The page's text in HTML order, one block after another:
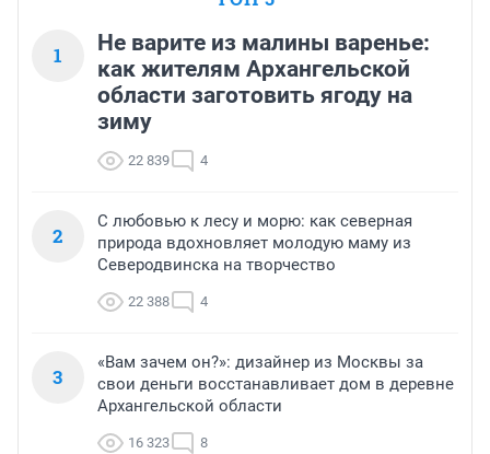
1
Не варите из малины варенье:
как жителям Архангельской
области заготовить ягоду на
зиму
22 839 4
2
С любовью к лесу и морю: как северная
природа вдохновляет молодую маму из
Северодвинска на творчество
22 388 4
3
«Вам зачем он?»: дизайнер из Москвы за
свои деньги восстанавливает дом в деревне
Архангельской области
16 323 8